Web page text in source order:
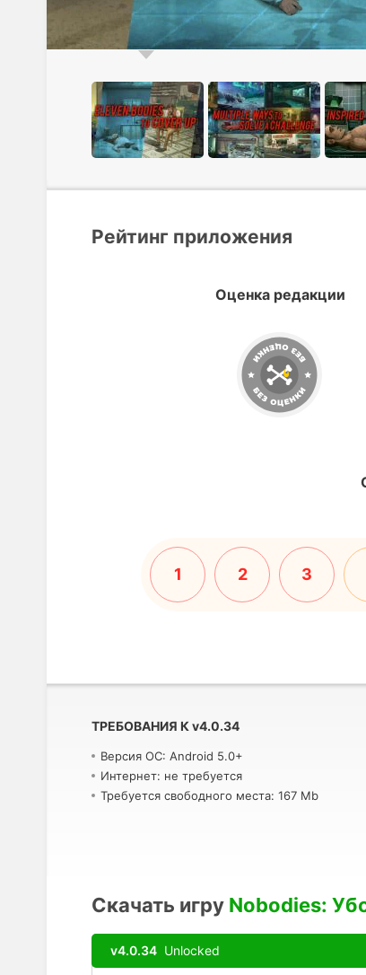
Рейтинг приложения
Оценка редакции
1 2 3
ТРЕБОВАНИЯ К v4.0.34
Версия ОС: Android 5.0+
Интернет: не требуется
Требуется свободного места: 167 Mb
Скачать игру Nobodies:
v4.0.34 Unlocked